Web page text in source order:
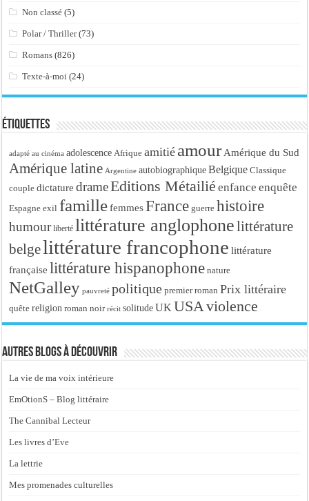
Non classé (5)
Polar / Thriller(73)
Romans (826)
Texte-à-moi (24)
Étiquettes
adapté au cinéma adolescence Afrique amitié amour Amérique du Sud
Amérique latine Argentine autobiographique Belgique Classique
couple dictature drameEditions Métailié enfance enquête
Espagne exil famille femmes France guerre histoire
humour liberté littérature anglophonelittérature
belgelittérature francophone littérature
française littérature hispanophone nature
NetGalley pauvreté politique premier roman Prix littéraire
quête religion roman noir récit solitude UK USAviolence
Autres blogs à découvrir
La vie de ma voix intérieure
EmOtionS – Blog littéraire
The Cannibal Lecteur
Les livres d’Eve
La lettrie
Mes promenades culturelles